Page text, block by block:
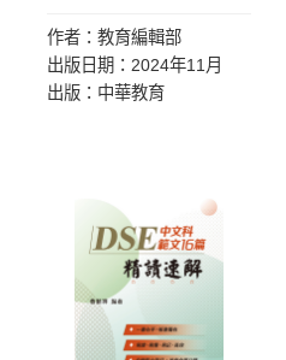
作者：教育編輯部
出版日期：2024年11月
出版：中華教育